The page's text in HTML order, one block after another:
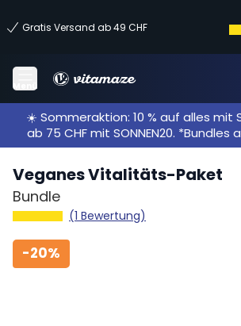
Gratis Versand ab 49 CHF
Menü
☀️ Sommeraktion: 10 % auf alles mit
ab 75 CHF mit SONNEN20. *Bundles
Veganes Vitalitäts-Paket
Bundle
(1 Bewertung)
-20%